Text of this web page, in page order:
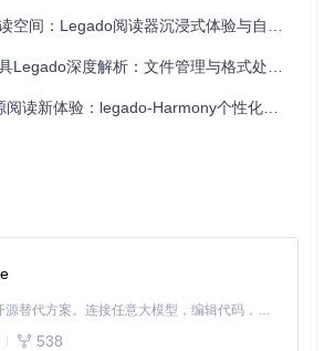
的现代设计。Legado提供的多种背景主
。
纸主题，为古典文学阅读提供沉浸式体验
保护的用户
的本地存储和去中心化设计让他可以完全
，无需担心隐私泄露。
如何重新定义个性化阅读
间：Legado阅读器沉浸式体验与自定义指南
深度解析：文件管理与格式处理全指南
新体验：legado-Harmony个性化工具高效部署指南
Claude Code 的开源替代方案。连接任意大模型，编辑代码，运行命令，自动验证 — 全自动执行。用 Rust 构建，极致性能。 ｜ An open-source alternative to Claude Code. Connect any LLM, edit code, run commands, and verify changes — autonomously. Built in Rust for speed. Get Started
538